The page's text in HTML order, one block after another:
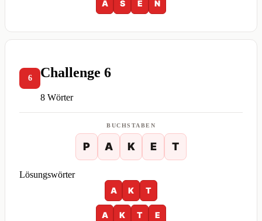
Ä S E N
6 Challenge 6
8 Wörter
BUCHSTABEN
P A K E T
Lösungswörter
A
K T
A K T E